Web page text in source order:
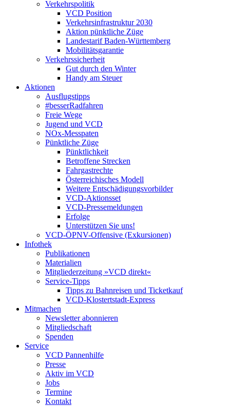
Verkehrspolitik
VCD Position
Verkehrsinfrastruktur 2030
Aktion pünktliche Züge
Landestarif Baden-Württemberg
Mobilitätsgarantie
Verkehrssicherheit
Gut durch den Winter
Handy am Steuer
Aktionen
Ausflugstipps
#besserRadfahren
Freie Wege
Jugend und VCD
NOx-Messpaten
Pünktliche Züge
Pünktlichkeit
Betroffene Strecken
Fahrgastrechte
Österreichisches Modell
Weitere Entschädigungsvorbilder
VCD-Aktionsset
VCD-Pressemeldungen
Erfolge
Unterstützen Sie uns!
VCD-ÖPNV-Offensive (Exkursionen)
Infothek
Publikationen
Materialien
Mitgliederzeitung »VCD direkt«
Service-Tipps
Tipps zu Bahnreisen und Ticketkauf
VCD-Klostertstadt-Express
Mitmachen
Newsletter abonnieren
Mitgliedschaft
Spenden
Service
VCD Pannenhilfe
Presse
Aktiv im VCD
Jobs
Termine
Kontakt